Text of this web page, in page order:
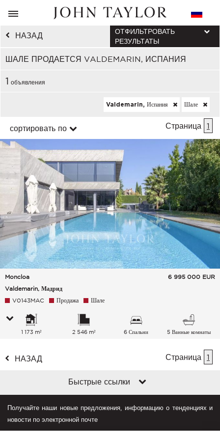
НАЗАД
ШАЛЕ ПРОДАЕТСЯ VALDEMARIN, ИСПАНИЯ
ОТФИЛЬТРОВАТЬ
РЕЗУЛЬТАТЫ
1 объявления
Valdemarin, Испания Шале
сортировать по Страница 1
Moncloa
Valdemarin, Мадрид
6 995 000 EUR
V0143MAC Продажа Шале
1 173 m² 2 546 m² 6 Спальни 5 Ванные комнаты
НАЗАД Страница 1
Быстрые ссылки
Получайте наши новые предложения, информацию о тенденциях и
новости по электронной почте